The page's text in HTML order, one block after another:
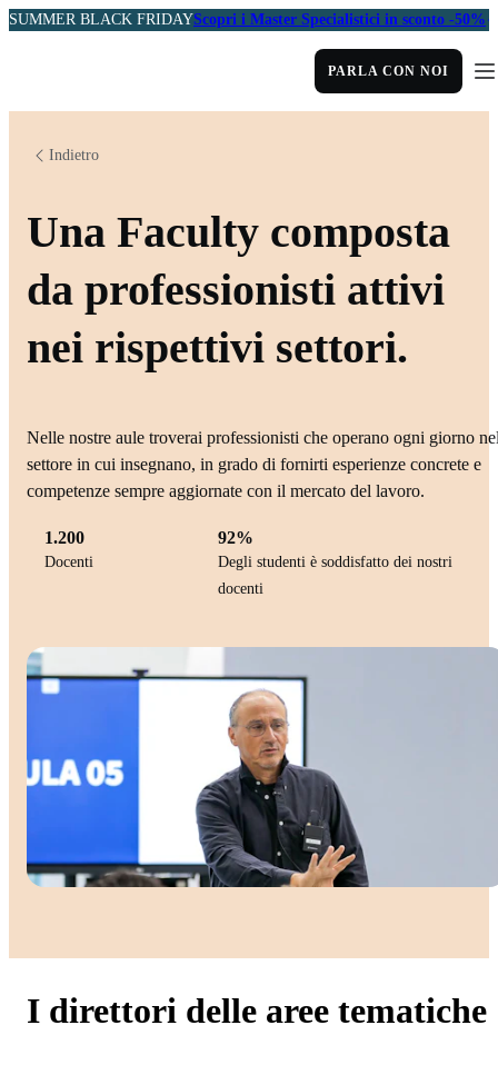
SUMMER BLACK FRIDAYScopri i Master Specialistici in sconto -50%
PARLA CON NOI
Indietro
Una Faculty composta
da professionisti attivi
nei rispettivi settori.
Nelle nostre aule troverai professionisti che operano ogni giorno
settore in cui insegnano, in grado di fornirti esperienze concrete e
competenze sempre aggiornate con il mercato del lavoro.
1.200
Docenti
92%
Degli studenti è soddisfatto dei nostri
docenti
I direttori delle aree tematiche